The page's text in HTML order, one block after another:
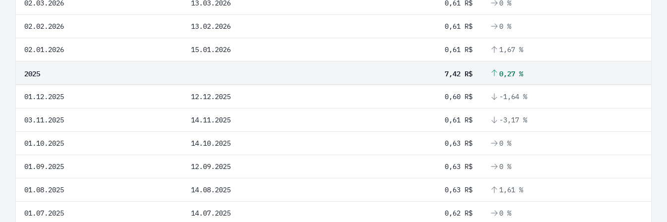
02.03.2026 13.03.2026 0,61 R$ 0 %
02.02.2026 13.02.2026 0,61 R$ 0 %
02.01.2026 15.01.2026 0,61 R$ 1,67 %
2025 7,42 R$ 0,27 %
01.12.2025 12.12.2025 0,60 R$ -1,64 %
03.11.2025 14.11.2025 0,61 R$ -3,17 %
01.10.2025 14.10.2025 0,63 R$ 0 %
01.09.2025 12.09.2025 0,63 R$ 0 %
01.08.2025 14.08.2025 0,63 R$ 1,61 %
01.07.2025 14.07.2025 0,62 R$ 0 %